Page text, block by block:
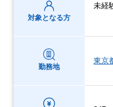
対象となる方
未経
勤務地
東京